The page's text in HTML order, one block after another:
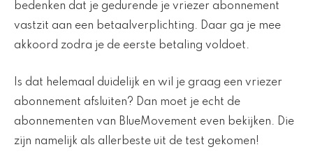
bedenken dat je gedurende je vriezer abonnement
vastzit aan een betaalverplichting. Daar ga je mee
akkoord zodra je de eerste betaling voldoet.
Is dat helemaal duidelijk en wil je graag een vriezer
abonnement afsluiten? Dan moet je echt de
abonnementen van BlueMovement even bekijken. Die
zijn namelijk als allerbeste uit de test gekomen!